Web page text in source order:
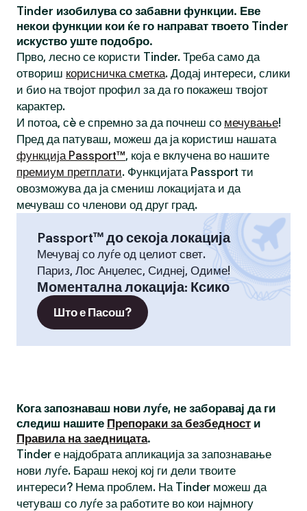
Tinder изобилува со забавни функции. Еве
некои функции кои ќе го направат твоето Tinder
искуство уште подобро.
Прво, лесно се користи Tinder. Треба само да
отвориш корисничка сметка. Додај интереси, слики
и био на твојот профил за да го покажеш твојот
карактер.
И потоа, сè е спремно за да почнеш со мечување!
Пред да патуваш, можеш да ја користиш нашата
функција Passport™, која е вклучена во нашите
премиум претплати. Функцијата Passport ти
овозможува да ја смениш локацијата и да
мечуваш со членови од друг град.
Passport™ до секоја локација
Мечувај со луѓе од целиот свет.
Париз, Лос Анџелес, Сиднеј, Одиме!
Моментална локација: Ксико
Што е Пасош?
Кога запознаваш нови луѓе, не заборавај да ги
следиш нашите Препораки за безбедност и
Правила на заедницата.
Tinder е најдобрата апликација за запознавање
нови луѓе. Бараш некој кој ги дели твоите
интереси? Нема проблем. На Tinder можеш да
четуваш со луѓе за работите во кои најмногу